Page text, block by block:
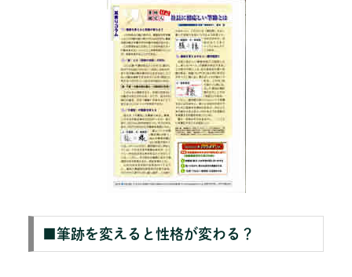
■筆跡を変えると性格が変わる？